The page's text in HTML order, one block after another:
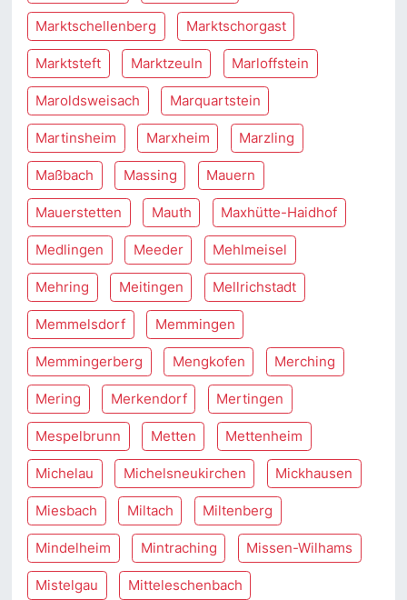
Marktschellenberg Marktschorgast
Marktsteft Marktzeuln Marloffstein
Maroldsweisach Marquartstein
Martinsheim Marxheim Marzling
Maßbach Massing Mauern
Mauerstetten Mauth Maxhütte-Haidhof
Medlingen Meeder Mehlmeisel
Mehring Meitingen Mellrichstadt
Memmelsdorf Memmingen
Memmingerberg Mengkofen Merching
Mering Merkendorf Mertingen
Mespelbrunn Metten Mettenheim
Michelau Michelsneukirchen Mickhausen
Miesbach Miltach Miltenberg
Mindelheim Mintraching Missen-Wilhams
Mistelgau Mitteleschenbach